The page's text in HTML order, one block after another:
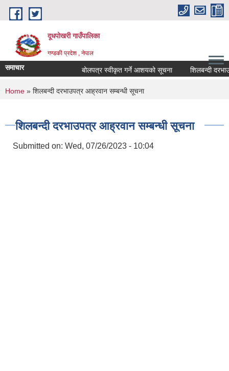
Skip to main content
दूधपोखरी गाउँपालिका
गण्डकी प्रदेश , नेपाल
समाचार बोलपत्र स्वीकृत गर्ने आशयको सूचना शिलबन्दी
You are here
Home » शिलबन्दी दरभाउपत्र आह्रवान सम्बन्धी सूचना
शिलबन्दी दरभाउपत्र आह्रवान सम्बन्धी सूचना
Submitted on: Wed, 07/26/2023 - 10:04